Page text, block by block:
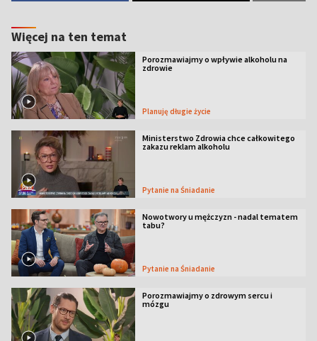
Więcej na ten temat
Porozmawiajmy o wpływie alkoholu na
zdrowie
Planuję długie życie
Ministerstwo Zdrowia chce całkowitego
zakazu reklam alkoholu
Pytanie na Śniadanie
Nowotwory u mężczyzn - nadal tematem
tabu?
Pytanie na Śniadanie
Porozmawiajmy o zdrowym sercu i
mózgu